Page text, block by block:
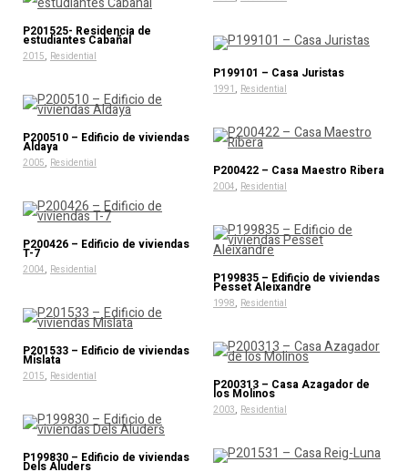
P201525- Residencia de
estudiantes Cabañal
2015, Residential
P199101 – Casa Juristas
1991, Residential
P200510 – Edificio de viviendas
Aldaya
2005, Residential P200422 – Casa Maestro Ribera
2004, Residential
P200426 – Edificio de viviendas
T-7
2004, Residential P199835 – Edificio de viviendas
Pesset Aleixandre
1998, Residential
P201533 – Edificio de viviendas
Mislata
2015, Residential P200313 – Casa Azagador de
los Molinos
2003, Residential
P199830 – Edificio de viviendas
Dels Aluders